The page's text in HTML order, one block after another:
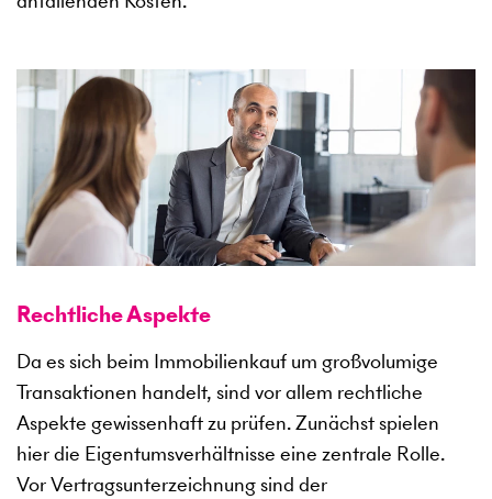
Rechtliche Aspekte
Da es sich beim Immobilienkauf um großvolumige
Transaktionen handelt, sind vor allem rechtliche
Aspekte gewissenhaft zu prüfen. Zunächst spielen
hier die Eigentumsverhältnisse eine zentrale Rolle.
Vor Vertragsunterzeichnung sind der